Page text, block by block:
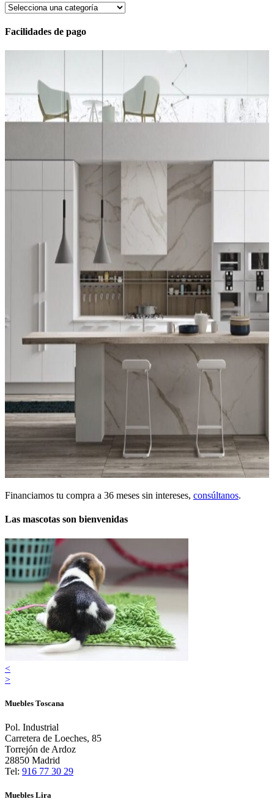
Facilidades de pago
Financiamos tu compra a 36 meses sin intereses, consúltanos.
Las mascotas son bienvenidas
<
>
Muebles Toscana
Pol. Industrial
Carretera de Loeches, 85
Torrejón de Ardoz
28850 Madrid
Tel: 916 77 30 29
Muebles Lira